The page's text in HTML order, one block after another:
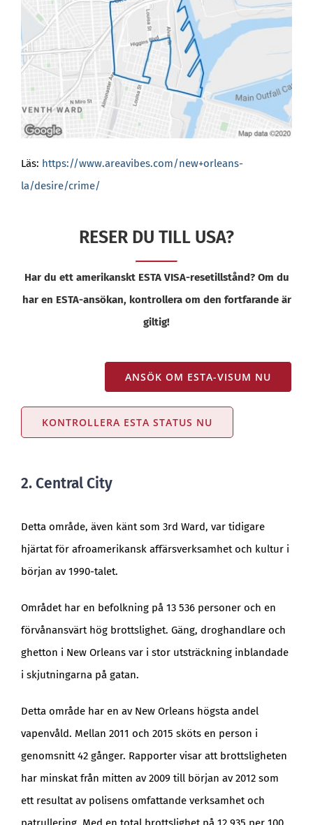
Läs: https://www.areavibes.com/new+orleans-
la/desire/crime/
RESER DU TILL USA?
Har du ett amerikanskt ESTA VISA-resetillstånd? Om du
har en ESTA-ansökan, kontrollera om den fortfarande är
giltig!
ANSÖK OM ESTA-VISUM NU
KONTROLLERA ESTA STATUS NU
2. Central City
Detta område, även känt som 3rd Ward, var tidigare
hjärtat för afroamerikansk affärsverksamhet och kultur i
början av 1990-talet.
Området har en befolkning på 13 536 personer och en
förvånansvärt hög brottslighet. Gäng, droghandlare och
ghetton i New Orleans var i stor utsträckning inblandade
i skjutningarna på gatan.
Detta område har en av New Orleans högsta andel
vapenvåld. Mellan 2011 och 2015 sköts en person i
genomsnitt 42 gånger. Rapporter visar att brottsligheten
har minskat från mitten av 2009 till början av 2012 som
ett resultat av polisens omfattande verksamhet och